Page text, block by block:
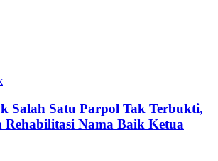
Salah Satu Parpol Tak Terbukti,
Rehabilitasi Nama Baik Ketua